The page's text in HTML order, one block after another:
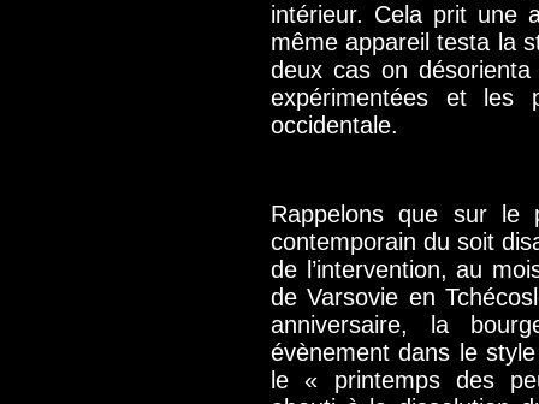
intérieur. Cela prit une
même appareil testa la
deux cas on
expérimentées et les
occidentale.
Rappelons que sur le
contemporain du soit
de l’intervention, au
de Varsovie en
anniversaire, la
évènement dans le
le « printemps des